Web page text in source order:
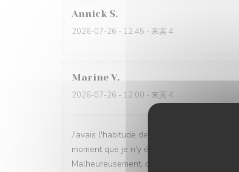
Annick S
2026-07-26 - 12:45 - 来宾 4
Marine V
2026-07-26 - 12:00 - 来宾 4
J'avais l'habitude de venir dans ce
moment que je n'y étais pas retournée et
Malheureusement, cette fois-ci, la